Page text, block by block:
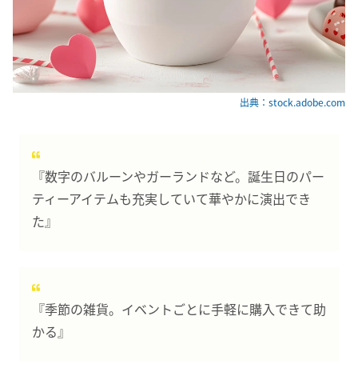
出典：stock.adobe.com
『数字のバルーンやガーランドなど。誕生日のパー
ティーアイテムも充実していて華やかに演出でき
た』
『季節の雑貨。イベントごとに手軽に購入できて助
かる』